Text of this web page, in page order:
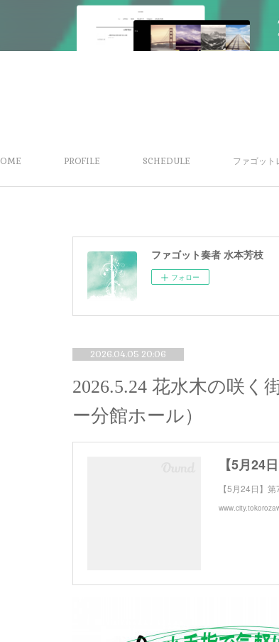
PROFILE SCHEDULE ファゴット
ファゴット奏者 水本芳枝
フォロー
2026.04.05 20:06
2026.5.24 花水木の咲く
ー分館ホール）
【5月24日】